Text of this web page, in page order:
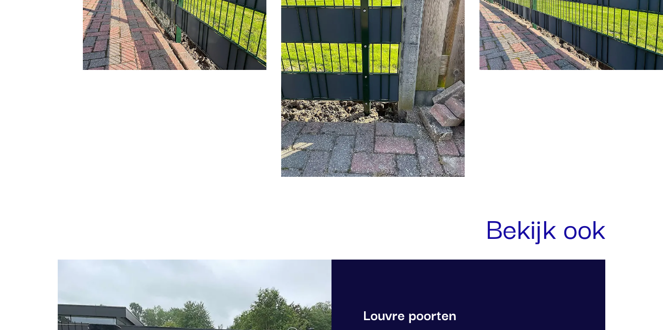
Bekijk ook
Louvre poorten